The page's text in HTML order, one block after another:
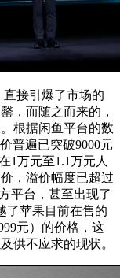
接引爆了市场的
，而随之而来的，
根据闲鱼平台的数
普遍已突破9000元
1万元至1.1万元人
，溢价幅度已超过
平台，甚至出现了
了苹果目前在售的
元）的价格，这
供不应求的现状。